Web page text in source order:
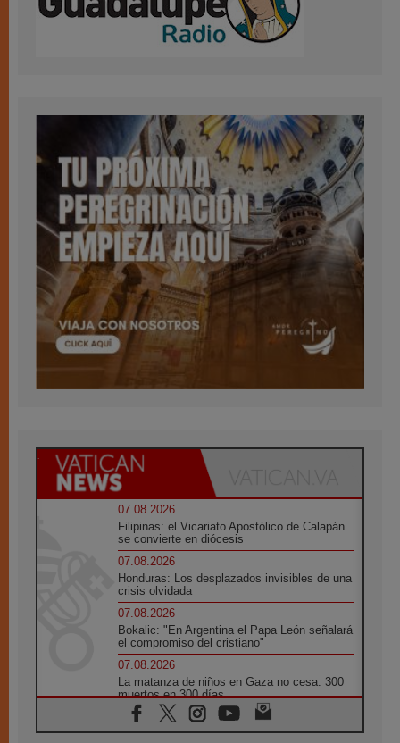
07.08.2026
Filipinas: el Vicariato Apostólico de Calapán
se convierte en diócesis
07.08.2026
Honduras: Los desplazados invisibles de una
crisis olvidada
07.08.2026
Bokalic: "En Argentina el Papa León señalará
el compromiso del cristiano"
07.08.2026
La matanza de niños en Gaza no cesa: 300
muertos en 300 días
07.08.2026
Tagle: La guerra desfigura el mundo, solo la